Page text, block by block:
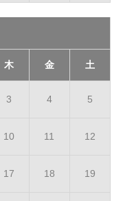
木 金 土
3 4 5
10 11 12
17 18 19